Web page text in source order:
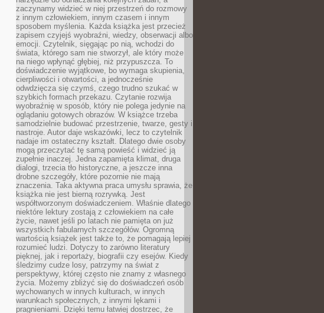
zaczynamy widzieć w niej przestrzeń do rozmowy
z innym człowiekiem, innym czasem i innym
sposobem myślenia. Każda książka jest przecież
zapisem czyjejś wyobraźni, wiedzy, obserwacji albo
emocji. Czytelnik, sięgając po nią, wchodzi do
świata, którego sam nie stworzył, ale który może
na niego wpłynąć głębiej, niż przypuszcza. To
doświadczenie wyjątkowe, bo wymaga skupienia,
cierpliwości i otwartości, a jednocześnie
odwdzięcza się czymś, czego trudno szukać w
szybkich formach przekazu. Czytanie rozwija
wyobraźnię w sposób, który nie polega jedynie na
oglądaniu gotowych obrazów. W książce trzeba
samodzielnie budować przestrzenie, twarze, gesty i
nastroje. Autor daje wskazówki, lecz to czytelnik
nadaje im ostateczny kształt. Dlatego dwie osoby
mogą przeczytać tę samą powieść i widzieć ją
zupełnie inaczej. Jedna zapamięta klimat, druga
dialogi, trzecia tło historyczne, a jeszcze inna
drobne szczegóły, które pozornie nie mają
znaczenia. Taka aktywna praca umysłu sprawia, że
książka nie jest bierną rozrywką. Jest
współtworzonym doświadczeniem. Właśnie dlatego
niektóre lektury zostają z człowiekiem na całe
życie, nawet jeśli po latach nie pamięta on już
wszystkich fabularnych szczegółów. Ogromną
wartością książek jest także to, że pomagają lepiej
rozumieć ludzi. Dotyczy to zarówno literatury
pięknej, jak i reportaży, biografii czy esejów. Kiedy
śledzimy cudze losy, patrzymy na świat z
perspektywy, której często nie znamy z własnego
życia. Możemy zbliżyć się do doświadczeń osób
wychowanych w innych kulturach, w innych
warunkach społecznych, z innymi lękami i
pragnieniami. Dzięki temu łatwiej dostrzec, że